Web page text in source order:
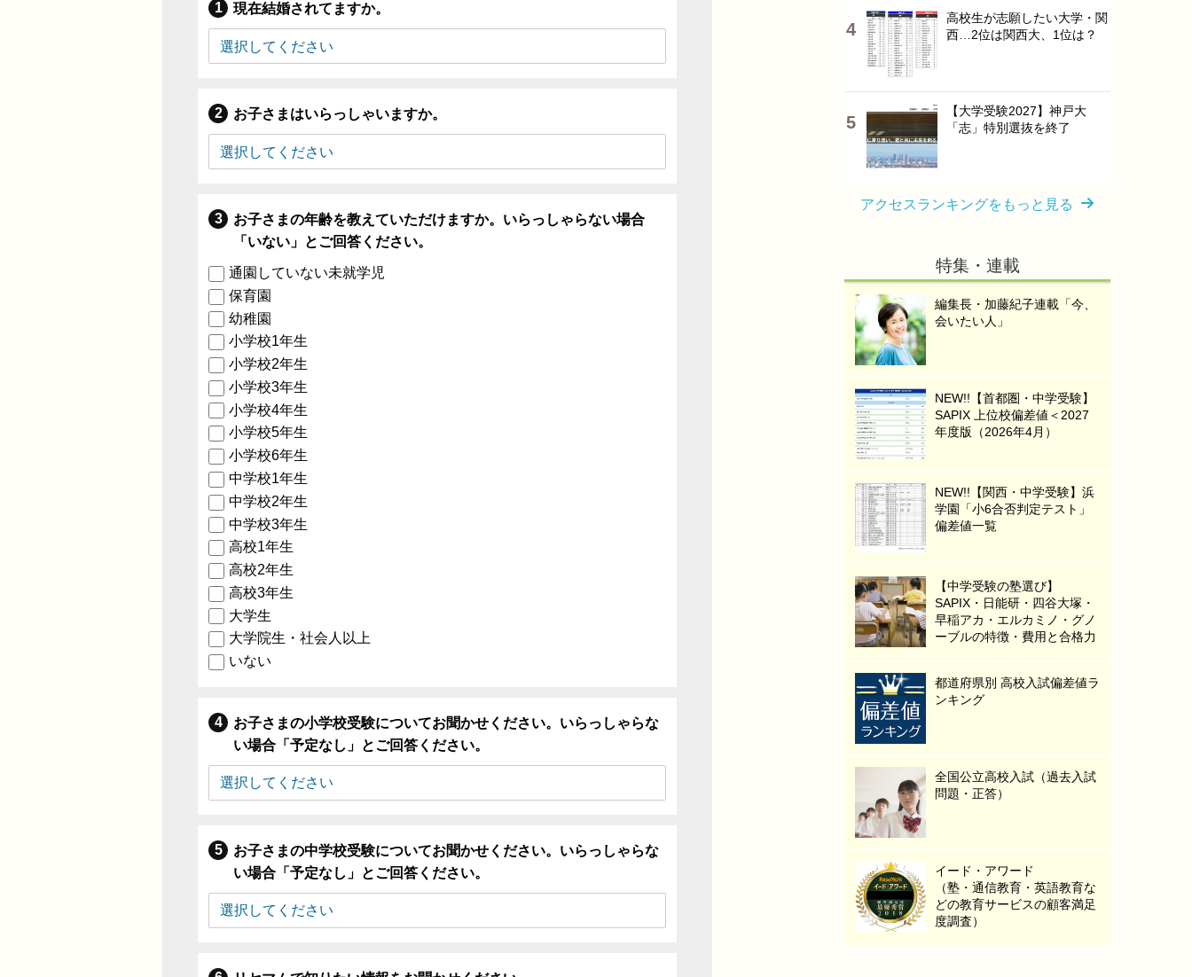
現在結婚されてますか。
お子さまはいらっしゃいますか。
お子さまの年齢を教えていただけますか。いらっしゃらない場合
「いない」とご回答ください。
通園していない未就学児
保育園
幼稚園
小学校1年生
小学校2年生
小学校3年生
小学校4年生
小学校5年生
小学校6年生
中学校1年生
中学校2年生
中学校3年生
高校1年生
高校2年生
高校3年生
大学生
大学院生・社会人以上
いない
お子さまの小学校受験についてお聞かせください。いらっしゃらな
い場合「予定なし」とご回答ください。
お子さまの中学校受験についてお聞かせください。いらっしゃらな
い場合「予定なし」とご回答ください。
高校生が志願したい大学・関
西…2位は関西大、1位は？
【大学受験2027】神戸大
「志」特別選抜を終了
アクセスランキングをもっと見る
特集・連載
編集長・加藤紀子連載「今、
会いたい人」
NEW!!【首都圏・中学受験】
SAPIX 上位校偏差値＜2027
年度版（2026年4月）
NEW!!【関西・中学受験】浜
学園「小6合否判定テスト」
偏差値一覧
【中学受験の塾選び】
SAPIX・日能研・四谷大塚・
早稲アカ・エルカミノ・グノ
ーブルの特徴・費用と合格力
都道府県別 高校入試偏差値ラ
ンキング
全国公立高校入試（過去入試
問題・正答）
イード・アワード
（塾・通信教育・英語教育な
どの教育サービスの顧客満足
度調査）